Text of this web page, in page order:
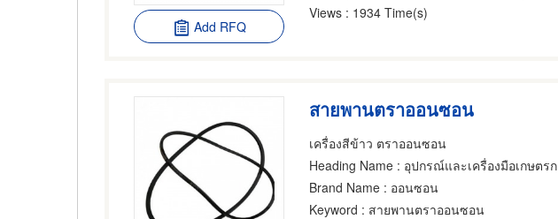
Add RFQ
Views : 1934 Time(s)
สายพานตราออนซอน
เครื่องสีข้าว ตราออนซอน
Heading Name : อุปกรณ์และเครื่องมือเกษตรกรรม,ผู้ติดตั้งเครื่องโม่และเครื่องสี,ขายส่งและผู้ผลิตชิ้นส่วนและอะไหล่เครื่องจักรกล
Brand Name : ออนซอน
Keyword : สายพานตราออนซอน